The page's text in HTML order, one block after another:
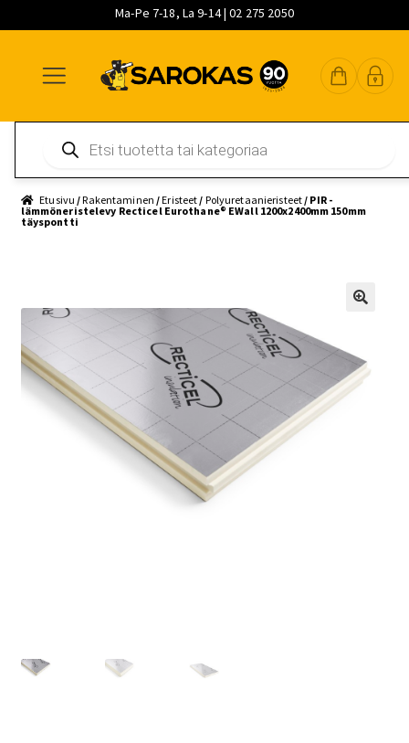
Ma-Pe 7-18, La 9-14 | 02 275 2050
navigointiin
sisältöön
pääsisältöön
search
Etusivu /Rakentaminen /Eristeet / Polyuretaanieristeet / PIR -
lämmöneristelevy Recticel Eurothane® EWall 1200x2400mm 150mm
täyspontti